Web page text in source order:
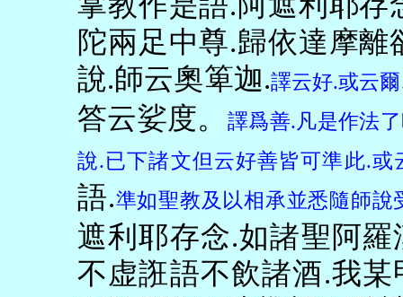
陀兩足中尊.歸依達摩離
說.師云奧箄迦.譯云好.或云爾
答云娑度。 譯爲善.凡是作法
說.已下諸文但云好善皆可準此.或
語.準如聖教及以相承並悉隨師說
遮利耶存念.如諸聖阿羅
不虚誑語不飲諸酒.我某